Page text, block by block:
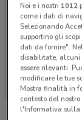
Ci dispiace,
Noi e i nostri 1012
come i dati di
Selezionando
supportino gli
dati da fornire".
disabilitate, alcuni
essere rilevanti.
modificare le tue
Mostra finalità in
contesto del
l'Informativa sulla